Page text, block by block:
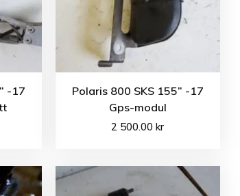
-17
Polaris 800 SKS 155” -17
Gps-modul
2 500.00kr